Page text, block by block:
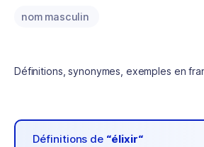
nom masculin
Définitions, synonymes, exemples en
Définitions de “élixir“